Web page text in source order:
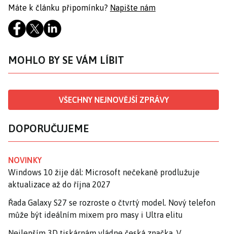
Máte k článku připomínku? Napište nám
MOHLO BY SE VÁM LÍBIT
VŠECHNY NEJNOVĚJŠÍ ZPRÁVY
DOPORUČUJEME
NOVINKY
Windows 10 žije dál: Microsoft nečekaně prodlužuje
aktualizace až do října 2027
Řada Galaxy S27 se rozroste o čtvrtý model. Nový telefon
může být ideálním mixem pro masy i Ultra elitu